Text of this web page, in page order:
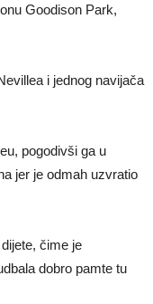
Goodison Park,
i jednog navijača
pogodivši ga u
jer je odmah uzvratio
čime je
dobro pamte tu